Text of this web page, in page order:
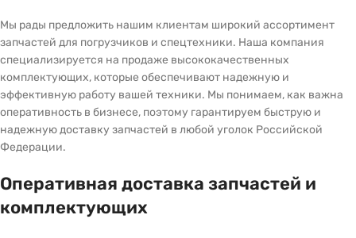
Мы рады предложить нашим клиентам широкий ассортимент
запчастей для погрузчиков и спецтехники. Наша компания
специализируется на продаже высококачественных
комплектующих, которые обеспечивают надежную и
эффективную работу вашей техники. Мы понимаем, как важна
оперативность в бизнесе, поэтому гарантируем быструю и
надежную доставку запчастей в любой уголок Российской
Федерации.
Оперативная доставка запчастей и
комплектующих